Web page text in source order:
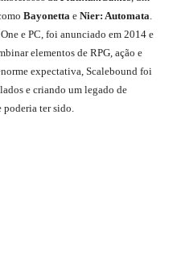
Bayonetta e Nier: Automata
e PC, foi anunciado em 2014 e
elementos de RPG, ação e
expectativa, Scalebound foi
e criando um legado de
ter sido.